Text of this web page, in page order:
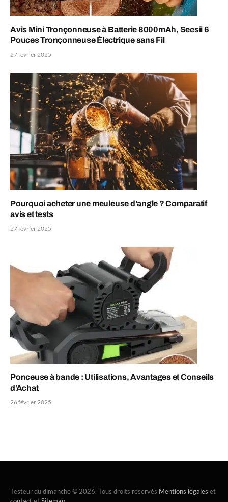
Avis Mini Tronçonneuse à Batterie 8000mAh, Seesii 6
Pouces Tronçonneuse Électrique sans Fil
27 février 2025
Pourquoi acheter une meuleuse d’angle ? Comparatif
avis et tests
27 février 2025
Ponceuse à bande : Utilisations, Avantages et Conseils
d’Achat
26 février 2025
Testeur du dimanche © 2026. Tous droits réservés Mentions légales et